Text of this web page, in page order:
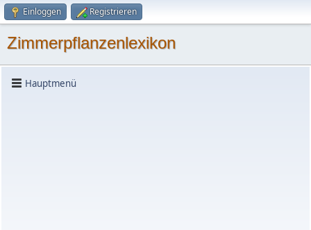
Einloggen Registrieren
Zimmerpflanzenlexikon
Hauptmenü